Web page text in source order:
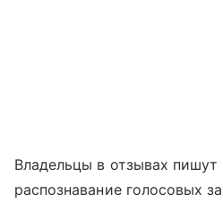
Владельцы в отзывах
распознавание голосовых